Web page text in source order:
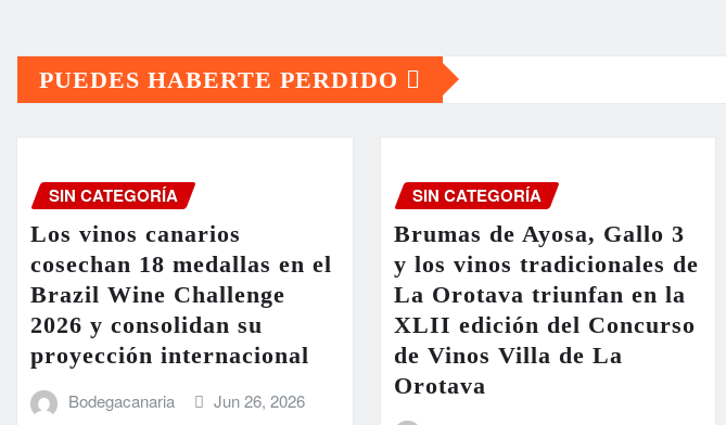
PUEDES HABERTE PERDIDO
SIN CATEGORÍA
Los vinos canarios
cosechan 18 medallas en el
Brazil Wine Challenge
2026 y consolidan su
proyección internacional
Bodegacanaria Jun 26, 2026
SIN CATEGORÍA
Brumas de Ayosa, Gallo 3
y los vinos tradicionales de
La Orotava triunfan en la
XLII edición del Concurso
de Vinos Villa de La
Orotava